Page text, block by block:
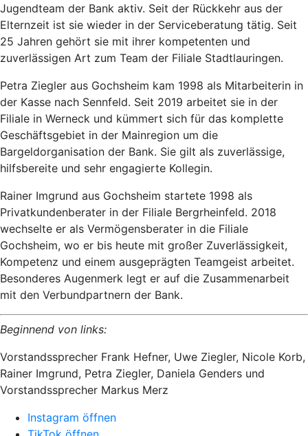
Jugendteam der Bank aktiv. Seit der Rückkehr aus der
Elternzeit ist sie wieder in der Serviceberatung tätig. Seit
25 Jahren gehört sie mit ihrer kompetenten und
zuverlässigen Art zum Team der Filiale Stadtlauringen.
Petra Ziegler aus Gochsheim kam 1998 als Mitarbeiterin in
der Kasse nach Sennfeld. Seit 2019 arbeitet sie in der
Filiale in Werneck und kümmert sich für das komplette
Geschäftsgebiet in der Mainregion um die
Bargeldorganisation der Bank. Sie gilt als zuverlässige,
hilfsbereite und sehr engagierte Kollegin.
Rainer Imgrund aus Gochsheim startete 1998 als
Privatkundenberater in der Filiale Bergrheinfeld. 2018
wechselte er als Vermögensberater in die Filiale
Gochsheim, wo er bis heute mit großer Zuverlässigkeit,
Kompetenz und einem ausgeprägten Teamgeist arbeitet.
Besonderes Augenmerk legt er auf die Zusammenarbeit
mit den Verbundpartnern der Bank.
Beginnend von links:
Vorstandssprecher Frank Hefner, Uwe Ziegler, Nicole Korb,
Rainer Imgrund, Petra Ziegler, Daniela Genders und
Vorstandssprecher Markus Merz
Instagram öffnen